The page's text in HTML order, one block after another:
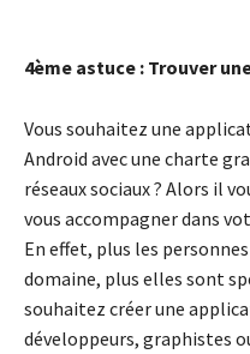
4ème astuce : Trouver
Vous souhaitez une
Android avec une charte
réseaux sociaux ? Alors il
vous accompagner dans
En effet, plus les
domaine, plus elles sont
souhaitez créer une
développeurs, graphistes